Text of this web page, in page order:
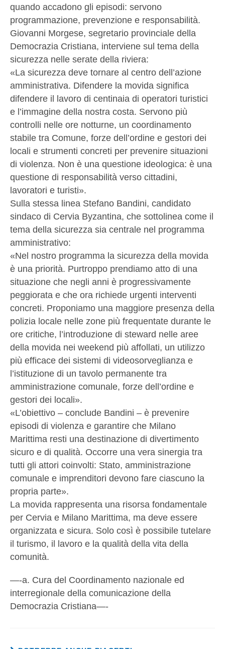
quando accadono gli episodi: servono
programmazione, prevenzione e responsabilità.
Giovanni Morgese, segretario provinciale della
Democrazia Cristiana, interviene sul tema della
sicurezza nelle serate della riviera:
«La sicurezza deve tornare al centro dell’azione
amministrativa. Difendere la movida significa
difendere il lavoro di centinaia di operatori turistici
e l’immagine della nostra costa. Servono più
controlli nelle ore notturne, un coordinamento
stabile tra Comune, forze dell’ordine e gestori dei
locali e strumenti concreti per prevenire situazioni
di violenza. Non è una questione ideologica: è una
questione di responsabilità verso cittadini,
lavoratori e turisti».
Sulla stessa linea Stefano Bandini, candidato
sindaco di Cervia Byzantina, che sottolinea come il
tema della sicurezza sia centrale nel programma
amministrativo:
«Nel nostro programma la sicurezza della movida
è una priorità. Purtroppo prendiamo atto di una
situazione che negli anni è progressivamente
peggiorata e che ora richiede urgenti interventi
concreti. Proponiamo una maggiore presenza della
polizia locale nelle zone più frequentate durante le
ore critiche, l’introduzione di steward nelle aree
della movida nei weekend più affollati, un utilizzo
più efficace dei sistemi di videosorveglianza e
l’istituzione di un tavolo permanente tra
amministrazione comunale, forze dell’ordine e
gestori dei locali».
«L’obiettivo – conclude Bandini – è prevenire
episodi di violenza e garantire che Milano
Marittima resti una destinazione di divertimento
sicuro e di qualità. Occorre una vera sinergia tra
tutti gli attori coinvolti: Stato, amministrazione
comunale e imprenditori devono fare ciascuno la
propria parte».
La movida rappresenta una risorsa fondamentale
per Cervia e Milano Marittima, ma deve essere
organizzata e sicura. Solo così è possibile tutelare
il turismo, il lavoro e la qualità della vita della
comunità.
—-a. Cura del Coordinamento nazionale ed
interregionale della comunicazione della
Democrazia Cristiana—-